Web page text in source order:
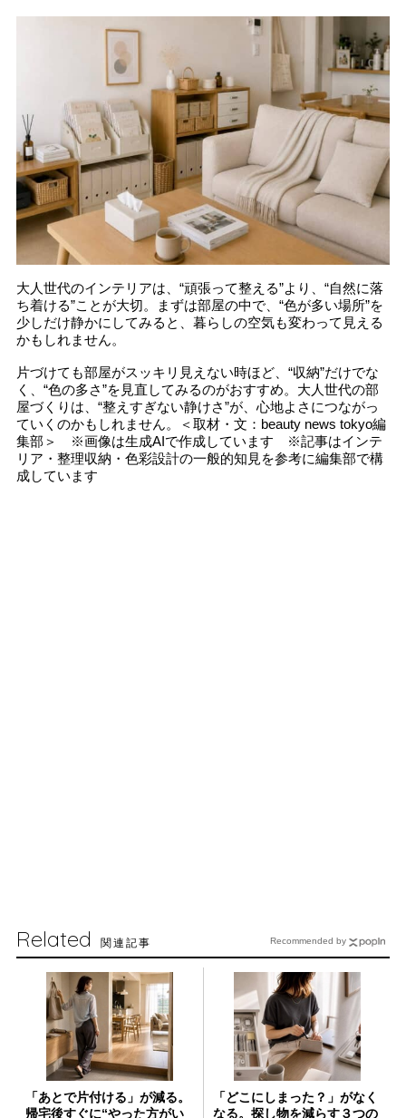
大人世代のインテリアは、“頑張って整える”より、“自然に落
ち着ける”ことが大切。まずは部屋の中で、“色が多い場所”を
少しだけ静かにしてみると、暮らしの空気も変わって見える
かもしれません。
片づけても部屋がスッキリ見えない時ほど、“収納”だけでな
く、“色の多さ”を見直してみるのがおすすめ。大人世代の部
屋づくりは、“整えすぎない静けさ”が、心地よさにつながっ
ていくのかもしれません。＜取材・文：beauty news tokyo編
集部＞ ※画像は生成AIで作成しています ※記事はインテ
リア・整理収納・色彩設計の一般的知見を参考に編集部で構
成しています
Related 関連記事
「あとで片付ける」が減る。
帰宅後すぐに“やった方がい
「どこにしまった？」がなく
なる。探し物を減らす３つの
Recommended by